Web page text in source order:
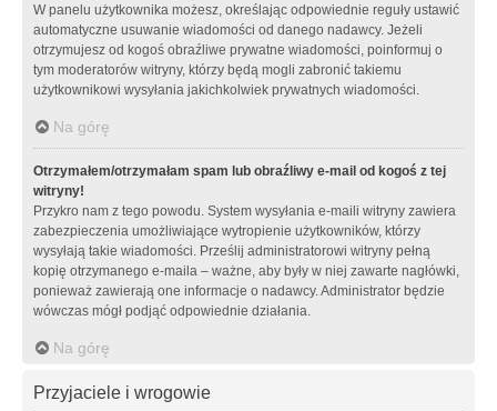
W panelu użytkownika możesz, określając odpowiednie reguły ustawić
automatyczne usuwanie wiadomości od danego nadawcy. Jeżeli
otrzymujesz od kogoś obraźliwe prywatne wiadomości, poinformuj o
tym moderatorów witryny, którzy będą mogli zabronić takiemu
użytkownikowi wysyłania jakichkolwiek prywatnych wiadomości.
Na górę
Otrzymałem/otrzymałam spam lub obraźliwy e-mail od kogoś z tej
witryny!
Przykro nam z tego powodu. System wysyłania e-maili witryny zawiera
zabezpieczenia umożliwiające wytropienie użytkowników, którzy
wysyłają takie wiadomości. Prześlij administratorowi witryny pełną
kopię otrzymanego e-maila – ważne, aby były w niej zawarte nagłówki,
ponieważ zawierają one informacje o nadawcy. Administrator będzie
wówczas mógł podjąć odpowiednie działania.
Na górę
Przyjaciele i wrogowie